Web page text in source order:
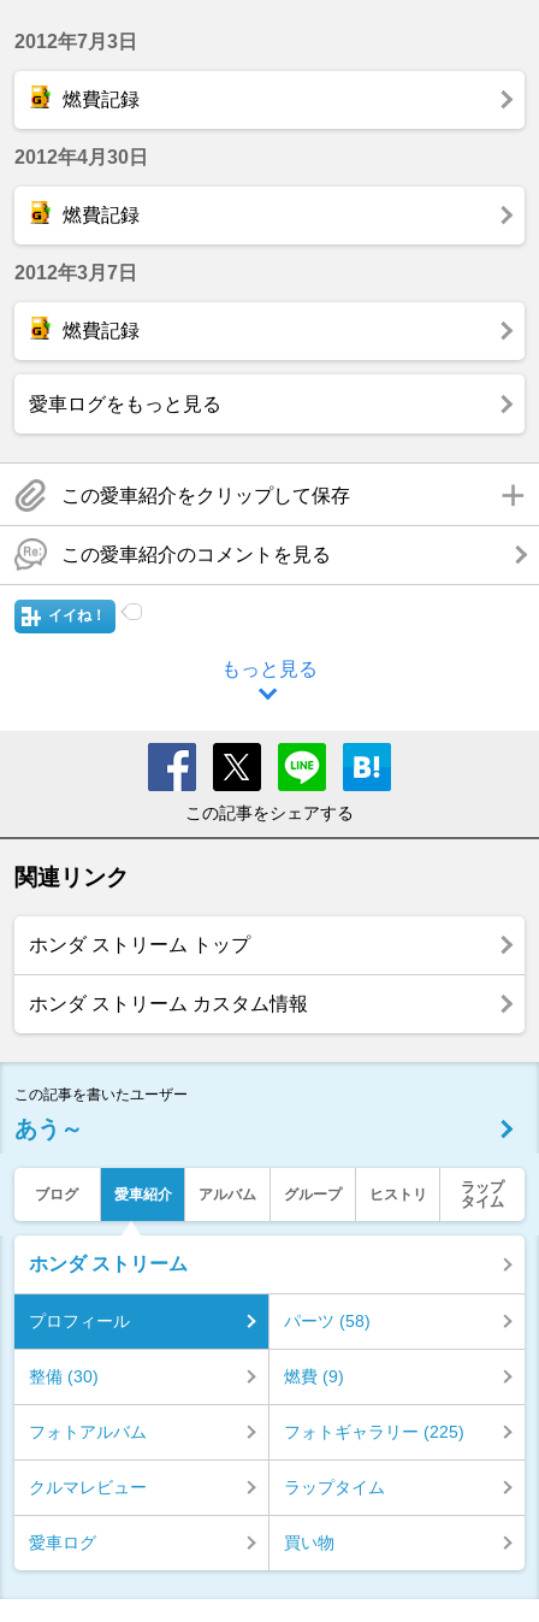
2012年7月3日
燃費記録
2012年4月30日
燃費記録
2012年3月7日
燃費記録
愛車ログをもっと見る
この愛車紹介をクリップして保存
この愛車紹介のコメントを見る
イイね！
もっと見る
この記事をシェアする
関連リンク
ホンダ ストリーム トップ
ホンダ ストリーム カスタム情報
この記事を書いたユーザー
あう～
ブログ 愛車紹介 アルバム グループ ヒストリ
ラップ
タイム
ホンダ ストリーム
プロフィール パーツ (58)
整備 (30) 燃費 (9)
フォトアルバム フォトギャラリー (225)
クルマレビュー ラップタイム
愛車ログ 買い物